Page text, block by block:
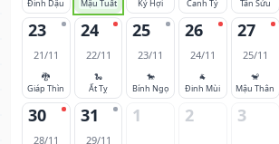
Đinh Dậu
Mậu Tuất
Kỷ Hợi
Canh Tý
Tân Sửu
23
21/11
🐉
Giáp Thìn
24
22/11
🐍
Ất Tỵ
25
23/11
🐎
Bính Ngọ
26
24/11
🐐
Đinh Mùi
27
25/11
🐒
Mậu Thân
30
28/11
31
29/11
1 2 3